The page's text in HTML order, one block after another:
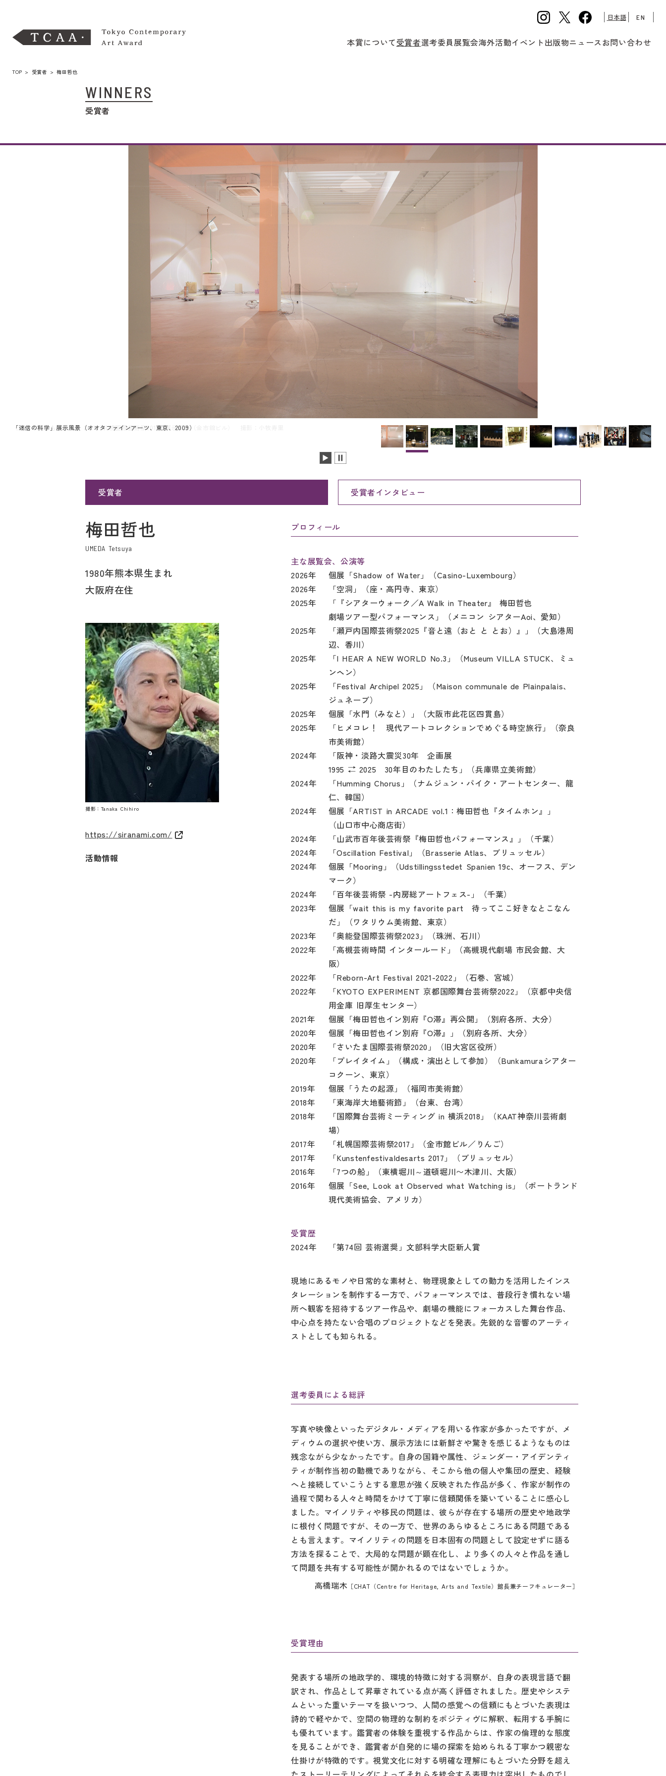
日本語 EN
本賞について受賞者選考委員展覧会海外活動イベント出版物ニュースお問い合わせ
TOP > 受賞者 > 梅田哲也
WINNERS
受賞者
《わからないものたち》 2017「札幌国際芸術祭2017」展示風景（金市舘ビル） 撮影：小牧寿里
受賞者 受賞者インタビュー
梅田哲也
UMEDA Tetsuya
1980年熊本県生まれ
大阪府在住
撮影：Tanaka Chihiro
https://siranami.com/
活動情報
プロフィール
主な展覧会、公演等
2026年
個展「Shadow of Water」（Casino-Luxembourg）
2026年
「空洞」（座・高円寺、東京）
2025年
「『シアターウォーク／A Walk in Theater』 梅田哲也
劇場ツアー型パフォーマンス」（メニコン シアターAoi、愛知）
2025年
「瀬戸内国際芸術祭2025『音と遠（おと と とお）』」（大島港周
辺、香川）
2025年
「I HEAR A NEW WORLD No.3」（Museum VILLA STUCK、ミュ
ンヘン）
2025年
「Festival Archipel 2025」（Maison communale de Plainpalais、
ジュネーブ）
2025年
個展「水門（みなと）」（大阪市此花区四貫島）
2025年
「ヒメコレ！ 現代アートコレクションでめぐる時空旅行」（奈良
市美術館）
2024年
「阪神・淡路大震災30年 企画展
1995 ⇄ 2025 30年目のわたしたち」（兵庫県立美術館）
2024年
「Humming Chorus」（ナムジュン・パイク・アートセンター、龍
仁、韓国）
2024年
個展「ARTIST in ARCADE vol.1：梅田哲也『タイムホン』」
（山口市中心商店街）
2024年
「山武市百年後芸術祭『梅田哲也パフォーマンス』」（千葉）
2024年
「Oscillation Festival」（Brasserie Atlas、ブリュッセル）
2024年
個展「Mooring」（Udstillingsstedet Spanien 19c、オーフス、デン
マーク）
2024年
「百年後芸術祭 -内房総アートフェス-」（千葉）
2023年
個展「wait this is my favorite part 待ってここ好きなとこなん
だ」（ワタリウム美術館、東京）
2023年
「奥能登国際芸術祭2023」（珠洲、石川）
2022年
「高槻芸術時間 インタールード」（高槻現代劇場 市民会館、大
阪）
2022年
「Reborn-Art Festival 2021-2022」（石巻、宮城）
2022年
「KYOTO EXPERIMENT 京都国際舞台芸術祭2022」（京都中央信
用金庫 旧厚生センター）
2021年
個展「梅田哲也イン別府『O滞』再公開」（別府各所、大分）
2020年
個展「梅田哲也イン別府『O滞』」（別府各所、大分）
2020年
「さいたま国際芸術祭2020」（旧大宮区役所）
2020年
「プレイタイム」（構成・演出として参加）（Bunkamuraシアター
コクーン、東京）
2019年
個展「うたの起源」（福岡市美術館）
2018年
「東海岸大地藝術節」（台東、台湾）
2018年
「国際舞台芸術ミーティング in 横浜2018」（KAAT神奈川芸術劇
場）
2017年
「札幌国際芸術祭2017」（金市館ビル／りんご）
2017年
「Kunstenfestivaldesarts 2017」（ブリュッセル）
2016年
「7つの船」（東横堀川～道頓堀川〜木津川、大阪）
2016年
個展「See, Look at Observed what Watching is」（ポートランド
現代美術協会、アメリカ）
受賞歴
2024年
「第74回 芸術選奨」文部科学大臣新人賞
現地にあるモノや日常的な素材と、物理現象としての動力を活用したインス
タレーションを制作する一方で、パフォーマンスでは、普段行き慣れない場
所へ観客を招待するツアー作品や、劇場の機能にフォーカスした舞台作品、
中心点を持たない合唱のプロジェクトなどを発表。先鋭的な音響のアーティ
ストとしても知られる。
選考委員による総評
写真や映像といったデジタル・メディアを用いる作家が多かったですが、メ
ディウムの選択や使い方、展示方法には新鮮さや驚きを感じるようなものは
残念ながら少なかったです。自身の国籍や属性、ジェンダー・アイデンティ
ティが制作当初の動機でありながら、そこから他の個人や集団の歴史、経験
へと接続していこうとする意思が強く反映された作品が多く、作家が制作の
過程で関わる人々と時間をかけて丁寧に信頼関係を築いていることに感心し
ました。マイノリティや移民の問題は、彼らが存在する場所の歴史や地政学
に根付く問題ですが、その一方で、世界のあらゆるところにある問題である
とも言えます。マイノリティの問題を日本固有の問題として設定せずに語る
方法を探ることで、大局的な問題が顕在化し、より多くの人々と作品を通し
て問題を共有する可能性が開かれるのではないでしょうか。
高橋瑞木 ［CHAT（Centre for Heritage, Arts and Textile）館長兼チーフキュレーター］
受賞理由
発表する場所の地政学的、環境的特徴に対する洞察が、自身の表現言語で翻
訳され、作品として昇華されている点が高く評価されました。歴史やシステ
ムといった重いテーマを扱いつつ、人間の感覚への信頼にもとづいた表現は
詩的で軽やかで、空間の物理的な制約をポジティヴに解釈、転用する手腕に
も優れています。鑑賞者の体験を重視する作品からは、作家の倫理的な態度
を見ることができ、鑑賞者が自発的に場の探索を始められる丁寧かつ親密な
仕掛けが特徴的です。視覚文化に対する明確な理解にもとづいた分野を超え